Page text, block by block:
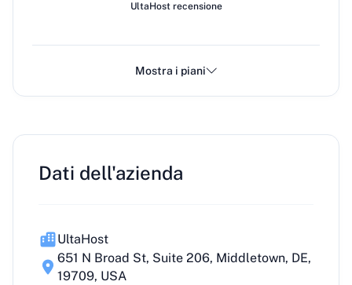
UltaHost recensione
Mostra i piani
Dati dell'azienda
UltaHost
651 N Broad St, Suite 206, Middletown, DE,
19709, USA